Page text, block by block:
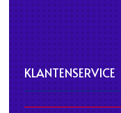
KLANTENSERVICE